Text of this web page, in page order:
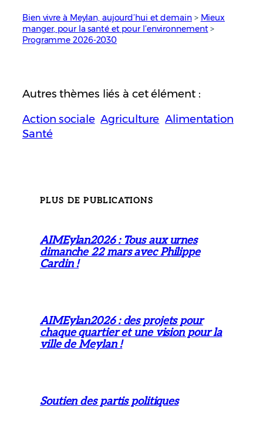
Bien vivre à Meylan, aujourd’hui et demain > Mieux
manger, pour la santé et pour l’environnement
Programme 2026-2030
Autres thèmes liés à cet élément :
Action sociale Agriculture Alimentation
Santé
PLUS DE PUBLICATIONS
AIMEylan2026 : Tous aux urnes
dimanche 22 mars avec Philippe
Cardin !
AIMEylan2026 : des projets pour
chaque quartier et une vision pour la
ville de Meylan !
Soutien des partis politiques